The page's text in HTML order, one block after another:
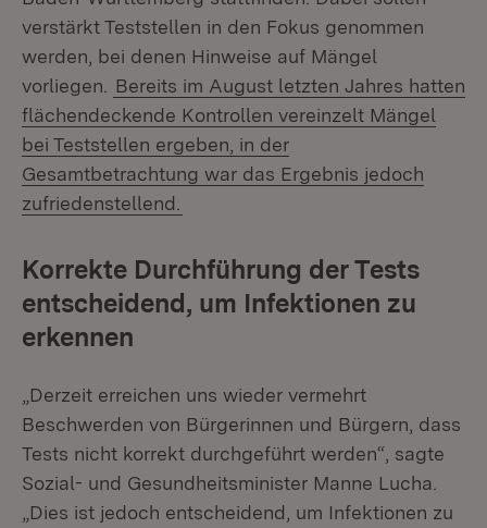
verstärkt Teststellen in den Fokus genommen
werden, bei denen Hinweise auf Mängel
vorliegen.
Bereits im August letzten Jahres hatten
flächendeckende Kontrollen vereinzelt Mängel
bei Teststellen ergeben, in der
Gesamtbetrachtung war das Ergebnis jedoch
zufriedenstellend.
Korrekte Durchführung der Tests
entscheidend, um Infektionen zu
erkennen
„Derzeit erreichen uns wieder vermehrt
Beschwerden von Bürgerinnen und Bürgern, dass
Tests nicht korrekt durchgeführt werden“, sagte
Sozial- und Gesundheitsminister Manne Lucha.
„Dies ist jedoch entscheidend, um Infektionen zu